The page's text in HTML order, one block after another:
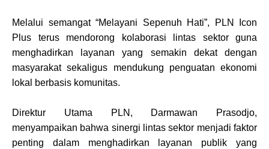
Melalui semangat “Melayani Sepenuh Hati”, PLN Icon
Plus terus mendorong kolaborasi lintas sektor guna
menghadirkan layanan yang semakin dekat dengan
masyarakat sekaligus mendukung penguatan ekonomi
lokal berbasis komunitas.
Direktur Utama PLN, Darmawan Prasodjo,
menyampaikan bahwa sinergi lintas sektor menjadi faktor
penting dalam menghadirkan layanan publik yang